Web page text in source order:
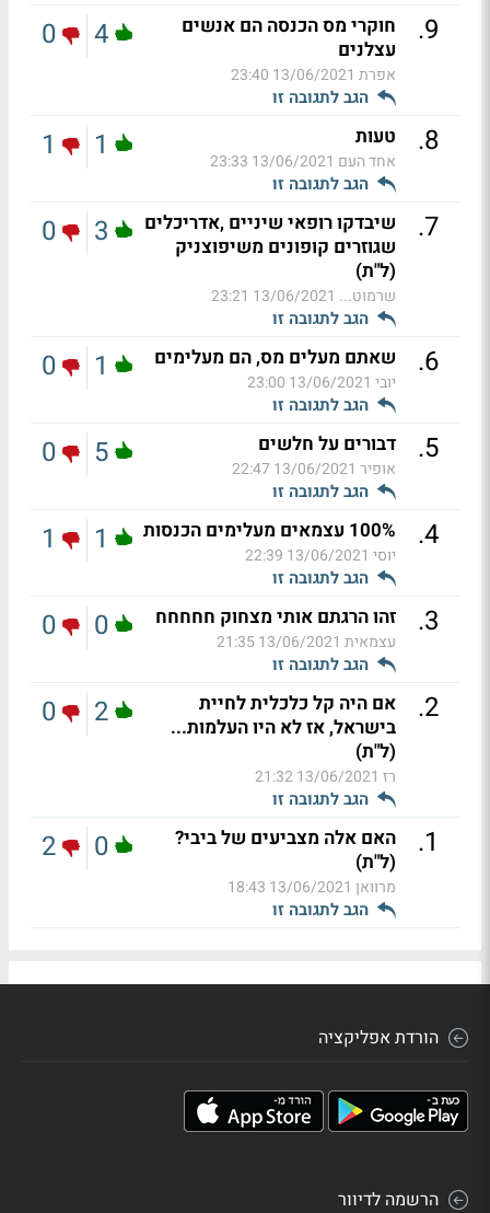
9
.
חוקרי מס הכנסה הם אנשים
עצלנים
אפרת 13/06/2021 23:40
הגב לתגובה זו
4
0
8
. טעות
אחד העם 13/06/2021 23:33
הגב לתגובה זו
1
1
7
.
שיבדקו רופאי שיניים ,אדריכלים
שגוזרים קופונים משיפוצניק
(ל"ת)
שרמוט... 13/06/2021 23:21
הגב לתגובה זו
3
0
6
. שאתם מעלים מס, הם מעלימים
יובי 13/06/2021 23:00
הגב לתגובה זו
1
0
5
. דבורים על חלשים
אופיר 13/06/2021 22:47
הגב לתגובה זו
5
0
4
. 100% עצמאים מעלימים הכנסות
יוסי 13/06/2021 22:39
הגב לתגובה זו
1
1
3
. זהו הרגתם אותי מצחוק חחחחח
עצמאית 13/06/2021 21:35
הגב לתגובה זו
0
0
2
.
אם היה קל כלכלית לחיית
בישראל, אז לא היו העלמות...
(ל"ת)
רז 13/06/2021 21:32
הגב לתגובה זו
2
0
1
.
האם אלה מצביעים של ביבי?
(ל"ת)
מרוואן 13/06/2021 18:43
הגב לתגובה זו
0
2
הורדת אפליקציה
הרשמה לדיוור